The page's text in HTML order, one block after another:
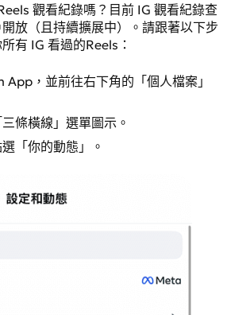
觀看紀錄嗎？目前 IG 觀看紀錄查
放（且持續擴展中）。請跟著以下步
有 IG 看過的Reels：
，並前往右下角的「個人檔案」
條橫線」選單圖示。
「你的動態」。